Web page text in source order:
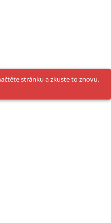
stránku a zkuste to znovu.